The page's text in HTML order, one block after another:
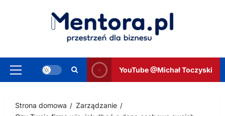
Menu
YouTube @Michał Toczyski
Strona domowa
Zarządzanie